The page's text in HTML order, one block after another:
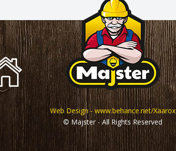
Web Design - www.behance.net/Xaarox
© Majster - All Rights Reserved